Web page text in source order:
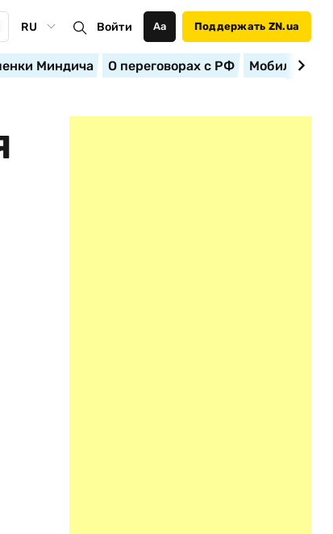
RU Войти Аа Поддержать ZN.ua
Миндича О переговорах с РФ